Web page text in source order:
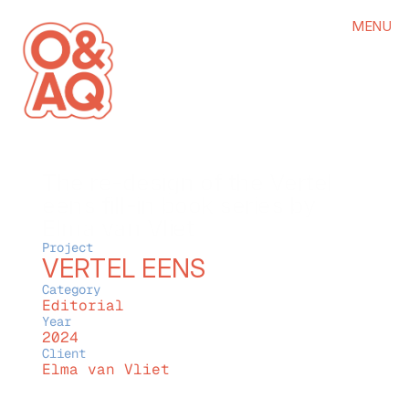
MENU
Project
VERTEL EENS
Category
Editorial
Year
2024
Client
Elma van Vliet